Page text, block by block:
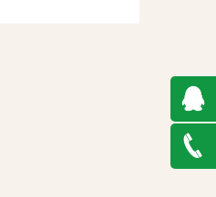
QQ在